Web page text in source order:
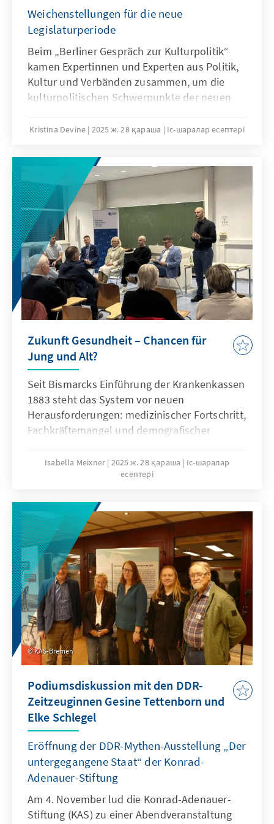
Weichenstellungen für die neue
Legislaturperiode
Beim „Berliner Gespräch zur Kulturpolitik“
kamen Expertinnen und Experten aus Politik,
Kultur und Verbänden zusammen, um die
kulturpolitischen Schwerpunkte der neuen
wurde von Prof. Dr. Norbert Lammert,
der Konrad-Adenauer-Stiftung, moderiert.
Kristina Devine 2025 ж. 28 қараша Іс-шаралар есептері
Zukunft Gesundheit – Chancen für
Jung und Alt?
Seit Bismarcks Einführung der Krankenkassen
1883 steht das System vor neuen
Herausforderungen: medizinischer Fortschritt,
Fachkräftemangel und demografischer
Zusatzbeitrag auf 17%. Bei einer
Podiumsdiskussion der Konrad-Adenauer-
Vertreter aus Politik, Ärzteschaft und
Zivilgesellschaft Reformbedarf. Kurzfristig
wurde eine Senkung der Mehrwertsteuer
vorgeschlagen, langfristig Prävention,
Gesundheitskompetenz und
Arbeitgeberförderung. Auch eine Zuckersteuer
kam zur Sprache. Alle Teilnehmenden zeigten
Optimismus für gemeinsame Lösungen.
Isabella Meixner 2025 ж. 28 қараша
Іс-шаралар
есептері
KAS-Bremen
Podiumsdiskussion mit den DDR-
Zeitzeuginnen Gesine Tettenborn und
Elke Schlegel
Eröffnung der DDR-Mythen-Ausstellung „Der
untergegangene Staat“ der Konrad-
Adenauer-Stiftung
Am 4. November lud die Konrad-Adenauer-
Stiftung (KAS) zu einer Abendveranstaltung